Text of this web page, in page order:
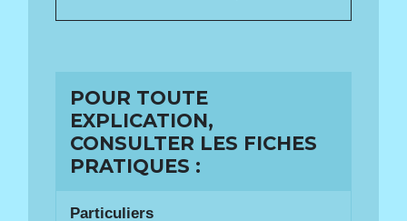
POUR TOUTE
EXPLICATION,
CONSULTER LES FICHES
PRATIQUES :
Particuliers